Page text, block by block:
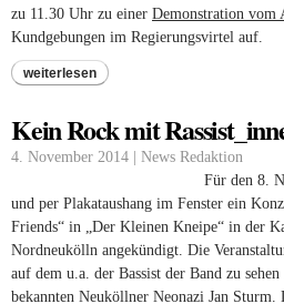
zu 11.30 Uhr zu einer Demonstration vom
Kundgebungen im Regierungsvirtel auf.
weiterlesen
Kein Rock mit
4. November 2014 | News Redaktion
Für den 8.
und per Plakataushang im Fenster ein
Friends“ in „Der Kleinen Kneipe“ in der
Nordneukölln angekündigt. Die
auf dem u.a. der Bassist der Band zu
bekannten Neuköllner Neonazi Jan Sturm.